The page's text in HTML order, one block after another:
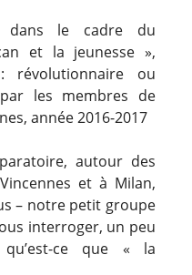
dans le cadre du
et la jeunesse »,
révolutionnaire ou
les membres de
année 2016-2017
autour des
et à Milan,
– notre petit groupe
interroger, un peu
ce que « la